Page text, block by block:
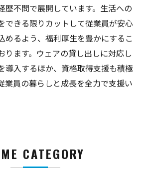
歴不問で展開しています。生活への
できる限りカットして従業員が安心
めるよう、福利厚生を豊かにするこ
ります。ウェアの貸し出しに対応し
導入するほか、資格取得支援も積極
業員の暮らしと成長を全力で支援い
CATEGORY